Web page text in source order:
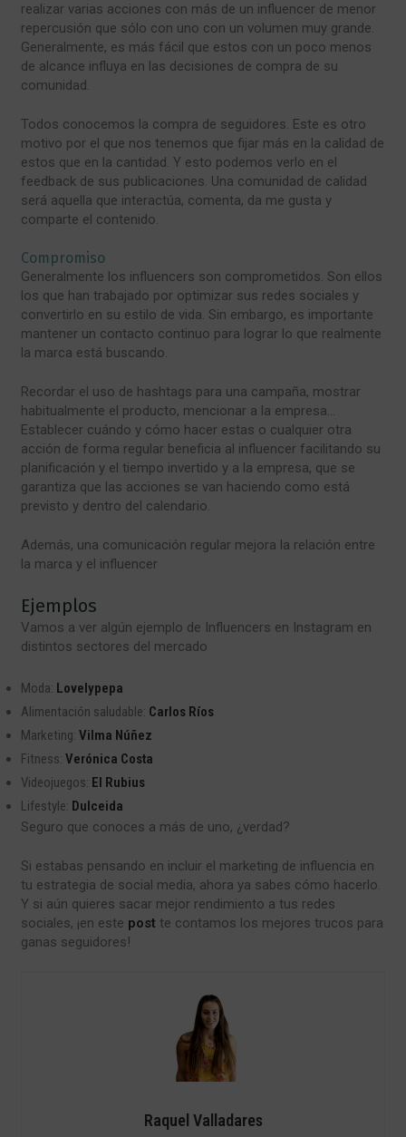
realizar varias acciones con más de un influencer de menor
repercusión que sólo con uno con un volumen muy grande.
Generalmente, es más fácil que estos con un poco menos
de alcance influya en las decisiones de compra de su
comunidad.
Todos conocemos la compra de seguidores. Este es otro
motivo por el que nos tenemos que fijar más en la calidad de
estos que en la cantidad. Y esto podemos verlo en el
feedback de sus publicaciones. Una comunidad de calidad
será aquella que interactúa, comenta, da me gusta y
comparte el contenido.
Compromiso
Generalmente los influencers son comprometidos. Son ellos
los que han trabajado por optimizar sus redes sociales y
convertirlo en su estilo de vida. Sin embargo, es importante
mantener un contacto continuo para lograr lo que realmente
la marca está buscando.
Recordar el uso de hashtags para una campaña, mostrar
habitualmente el producto, mencionar a la empresa…
Establecer cuándo y cómo hacer estas o cualquier otra
acción de forma regular beneficia al influencer facilitando su
planificación y el tiempo invertido y a la empresa, que se
garantiza que las acciones se van haciendo como está
previsto y dentro del calendario.
Además, una comunicación regular mejora la relación entre
la marca y el influencer
Ejemplos
Vamos a ver algún ejemplo de Influencers en Instagram en
distintos sectores del mercado
Moda: Lovelypepa
Alimentación saludable: Carlos Ríos
Marketing: Vilma Núñez
Fitness: Verónica Costa
Videojuegos: El Rubius
Lifestyle: Dulceida
Seguro que conoces a más de uno, ¿verdad?
Si estabas pensando en incluir el marketing de influencia en
tu estrategia de social media, ahora ya sabes cómo hacerlo.
Y si aún quieres sacar mejor rendimiento a tus redes
sociales, ¡en este post te contamos los mejores trucos para
ganas seguidores!
Raquel Valladares